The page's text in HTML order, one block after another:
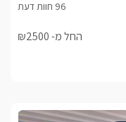
החל מ- ₪2500